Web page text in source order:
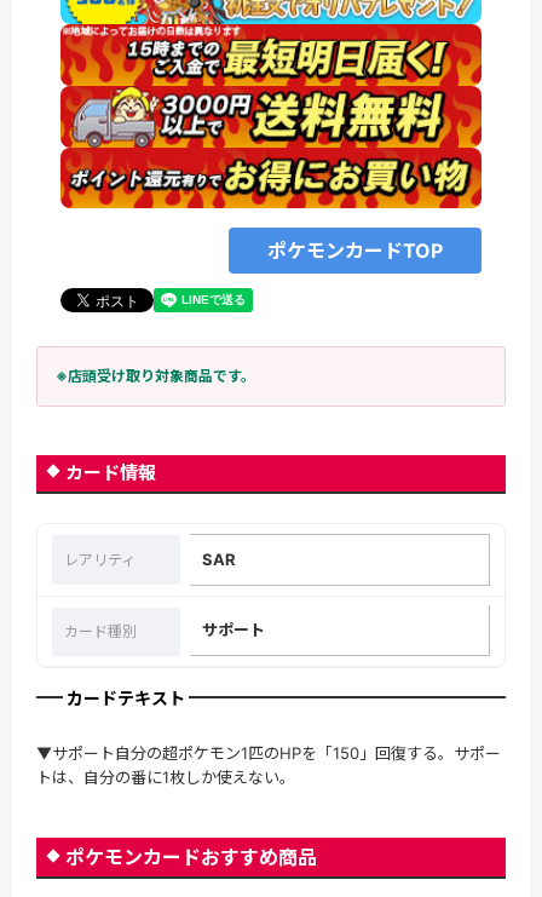
ポケモンカードTOP
※店頭受け取り対象商品です。
カード情報
レアリティ SAR
カード種別 サポート
カードテキスト
▼サポート自分の超ポケモン1匹のHPを「150」回復する。サポー
トは、自分の番に1枚しか使えない。
ポケモンカードおすすめ商品